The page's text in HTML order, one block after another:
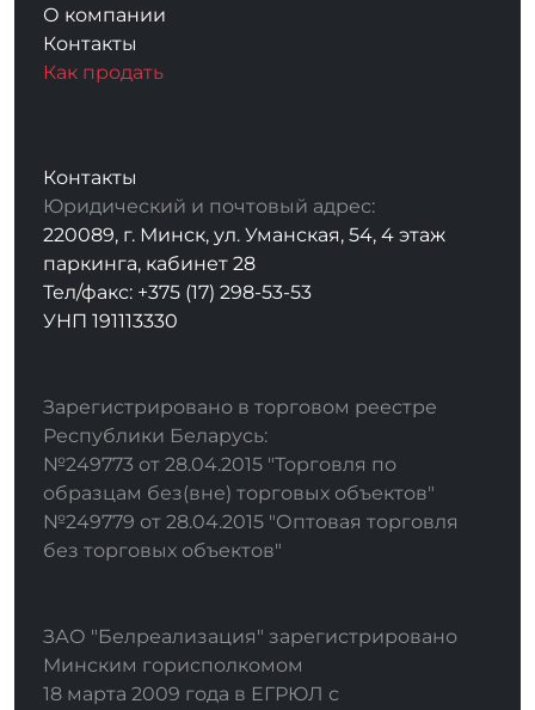
О компании
Контакты
Как продать
Контакты
Юридический и почтовый адрес:
220089, г. Минск, ул. Уманская, 54, 4 этаж
паркинга, кабинет 28
Тел/факс: +375 (17) 298-53-53
УНП 191113330
Зарегистрировано в торговом реестре
Республики Беларусь:
№249773 от 28.04.2015 "Торговля по
образцам без(вне) торговых объектов"
№249779 от 28.04.2015 "Оптовая торговля
без торговых объектов"
ЗАО "Белреализация" зарегистрировано
Минским горисполкомом
18 марта 2009 года в ЕГРЮЛ с